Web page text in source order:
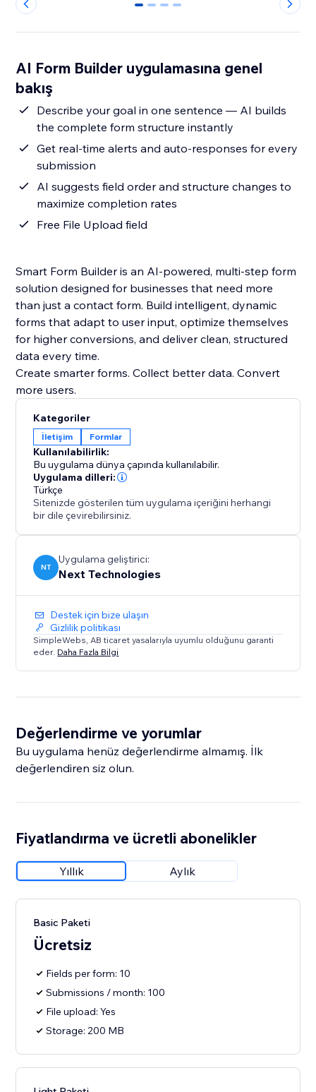
0 1 2 3
AI Form Builder uygulamasına genel
bakış
Describe your goal in one sentence — AI builds
the complete form structure instantly
Get real-time alerts and auto-responses for every
submission
AI suggests field order and structure changes to
maximize completion rates
Free File Upload field
Smart Form Builder is an AI-powered, multi-step form
solution designed for businesses that need more
than just a contact form. Build intelligent, dynamic
forms that adapt to user input, optimize themselves
for higher conversions, and deliver clean, structured
data every time.
Create smarter forms. Collect better data. Convert
more users.
Kategoriler
İletişim Formlar
Kullanılabilirlik:
Bu uygulama dünya çapında kullanılabilir.
Uygulama dilleri:
Türkçe
Sitenizde gösterilen tüm uygulama içeriğini herhangi
bir dile çevirebilirsiniz.
NT
Uygulama geliştirici:
Next Technologies
Destek için bize ulaşın
Gizlilik politikası
SimpleWebs, AB ticaret yasalarıyla uyumlu olduğunu garanti
eder. Daha Fazla Bilgi
Değerlendirme ve yorumlar
Bu uygulama henüz değerlendirme almamış. İlk
değerlendiren siz olun.
Fiyatlandırma ve ücretli abonelikler
Yıllık Aylık
Basic Paketi
Ücretsiz
Fields per form: 10
Submissions / month: 100
File upload: Yes
Storage: 200 MB